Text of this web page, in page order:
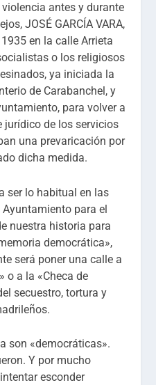
antes y durante
JOSÉ GARCÍA VARA,
en la calle Arrieta
o los religiosos
ya iniciada la
de Carabanchel, y
para volver a
jurídico de los servicios
una prevaricación por
dicha medida.
ser lo habitual en las
para el
nuestra historia para
democrática»,
será poner una calle a
o a la «Checa de
secuestro, tortura y
son «democráticas».
Y por mucho
esconder